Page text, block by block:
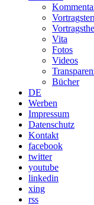
Vita
Fotos
Videos
Bücher
DE
Werben
Impressum
Datenschutz
Kontakt
facebook
twitter
youtube
linkedin
xing
rss